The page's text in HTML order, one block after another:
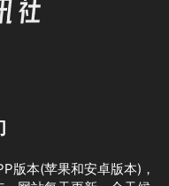
版本(苹果和安卓版本)，